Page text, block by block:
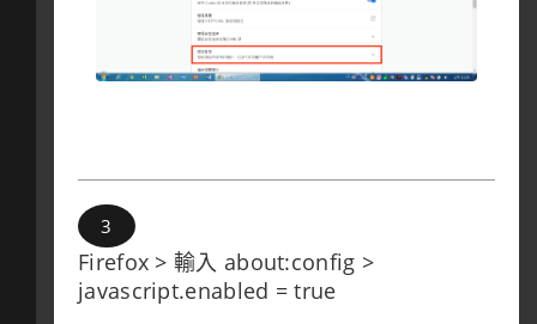
Firefox > 輸入 about:config >
javascript.enabled = true